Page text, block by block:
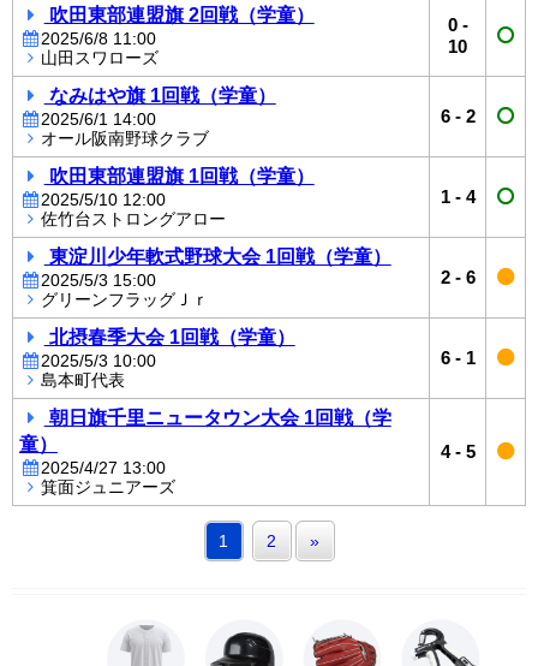
吹田東部連盟旗 2回戦（学童）
2025/6/8 11:00
山田スワローズ
0-
10
なみはや旗 1回戦（学童）
2025/6/1 14:00
オール阪南野球クラブ
6- 2
吹田東部連盟旗 1回戦（学童）
2025/5/10 12:00
佐竹台ストロングアロー
1- 4
東淀川少年軟式野球大会 1回戦（学童）
2025/5/3 15:00
グリーンフラッグＪｒ
2- 6
北摂春季大会 1回戦（学童）
2025/5/3 10:00
島本町代表
6- 1
朝日旗千里ニュータウン大会 1回戦（学
童）
2025/4/27 13:00
箕面ジュニアーズ
4- 5
1 2 »